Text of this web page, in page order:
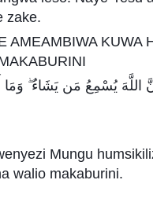
zake.
AMEAMBIWA KUWA
Mungu
walio makaburini.